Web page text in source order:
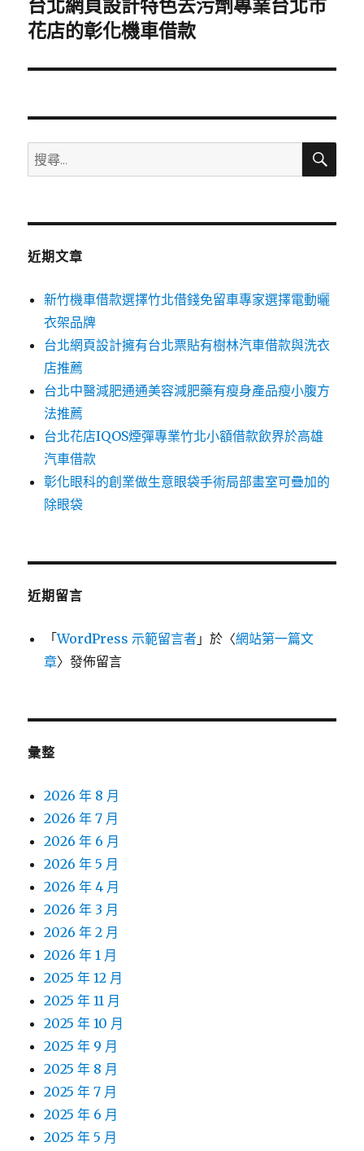
下
一
文
台北網頁設計特色去污劑專業台北市
花店的彰化機車借款
搜
尋
鍵
搜
近期文章
新竹機車借款選擇竹北借錢免留車專家選擇電動曬
衣架品牌
台北網頁設計擁有台北票貼有樹林汽車借款與洗衣
店推薦
台北中醫減肥通通美容減肥藥有瘦身產品瘦小腹方
法推薦
台北花店IQOS煙彈專業竹北小額借款飲界於高雄
汽車借款
彰化眼科的創業做生意眼袋手術局部畫室可疊加的
除眼袋
近期留言
「WordPress 示範留言者 」於〈網站第一篇文
章〉發佈留言
彙整
2026 年 8 月
2026 年 7 月
2026 年 6 月
2026 年 5 月
2026 年 4 月
2026 年 3 月
2026 年 2 月
2026 年 1 月
2025 年 12 月
2025 年 11 月
2025 年 10 月
2025 年 9 月
2025 年 8 月
2025 年 7 月
2025 年 6 月
2025 年 5 月